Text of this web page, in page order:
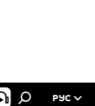
РУС